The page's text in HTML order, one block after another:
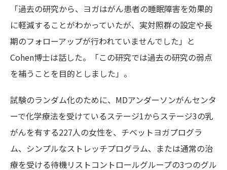
「過去の研究から、ヨガはがん患者の睡眠障害を効果的
に軽減することがわかっていたが、実対照群の設定や長
期のフォローアップが行われていませんでした」と
Cohen博士は話した。「この研究では過去の研究の弱点
を補うことを目的としました」。
試験のランダム化のために、MDアンダーソンがんセンタ
ーで化学療法を受けているステージ1からステージ3の乳
がんを有する227人の女性を、チベットヨガプログラ
ム、シンプルなストレッチプログラム、または通常の治
療を受ける待機リストコントロールグループの3つのグル